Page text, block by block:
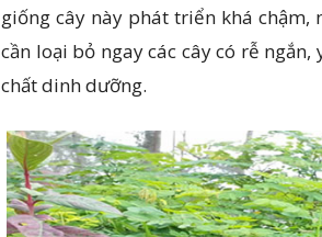
giống cây này phát triển khá chậm,
cần loại bỏ ngay các cây có rễ
chất dinh dưỡng.